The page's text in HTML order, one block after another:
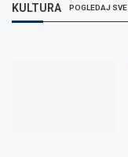
KULTURA POGLEDAJ SVE